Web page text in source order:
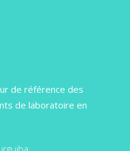
de référence des
de laboratoire en